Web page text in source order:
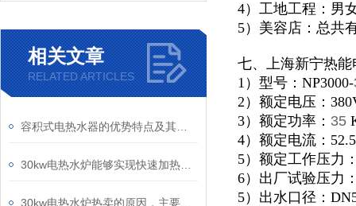
相关文章
RELATED ARTICLES
4）工地工程：男
5）美容店：总共
七、上海新宁热
1）型号：NP3000-
2）额定电压：
3）额定功率： 35
4）额定电流：
5）额定工作压力
6）出厂试验压力
5）出水口径：